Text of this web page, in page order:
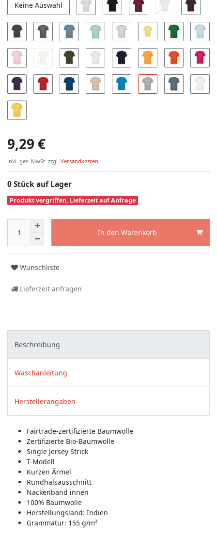
Keine Auswahl
9,29 €
inkl. ges. MwSt. zzgl. Versandkosten
0 Stück auf Lager
Produkt vergriffen, Lieferzeit auf Anfrage
In den Warenkorb
Wunschliste
Lieferzeit anfragen
Beschreibung
Waschanleitung
Herstellerangaben
Fairtrade-zertifizierte Baumwolle
Zertifizierte Bio-Baumwolle
Single Jersey Strick
T-Modell
Kurzen Ärmel
Rundhalsausschnitt
Nackenband innen
100% Baumwolle
Herstellungsland: Indien
Grammatur: 155 g/m²